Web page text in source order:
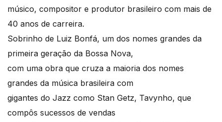
músico, compositor e produtor brasileiro com mais de
40 anos de carreira.
Sobrinho de Luiz Bonfá, um dos nomes grandes da
primeira geração da Bossa Nova,
com uma obra que cruza a maioria dos nomes
grandes da música brasileira com
gigantes do Jazz como Stan Getz, Tavynho, que
compôs sucessos de vendas